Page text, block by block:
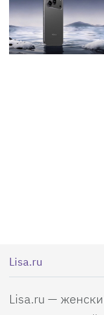
Lisa.ru
Lisa.ru —